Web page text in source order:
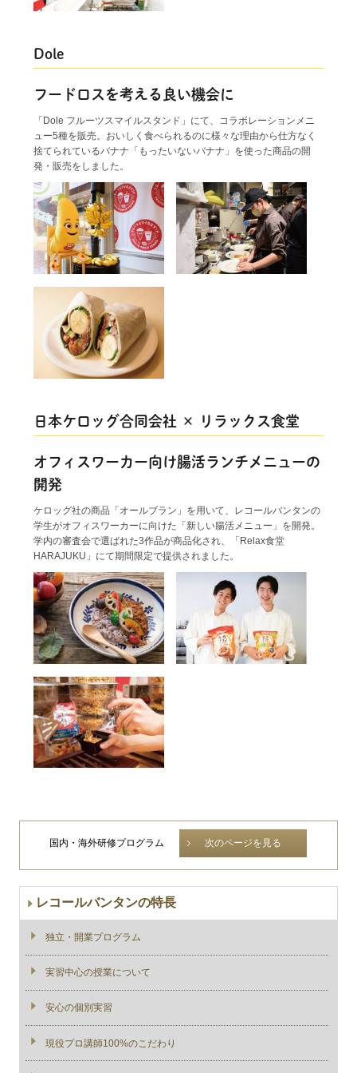
Dole
フードロスを考える良い機会に
「Dole フルーツスマイルスタンド」にて、コラボレーションメニ
ュー5種を販売。おいしく食べられるのに様々な理由から仕方なく
捨てられているバナナ「もったいないバナナ」を使った商品の開
発・販売をしました。
日本ケロッグ合同会社 × リラックス食堂
オフィスワーカー向け腸活ランチメニューの
開発
ケロッグ社の商品「オールブラン」を用いて、レコールバンタンの
学生がオフィスワーカーに向けた「新しい腸活メニュー」を開発。
学内の審査会で選ばれた3作品が商品化され、「Relax食堂
HARAJUKU」にて期間限定で提供されました。
国内・海外研修プログラム 次のページを見る
レコールバンタンの特長
独立・開業プログラム
実習中心の授業について
安心の個別実習
現役プロ講師100%のこだわり